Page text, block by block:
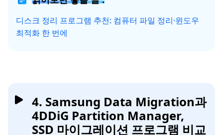
디스크 정리 프로그램 추천: 컴퓨터 파일 정리·윈도우
최적화 한 번에
4. Samsung Data Migration과
4DDiG Partition Manager,
SSD 마이그레이션 프로그램 비교